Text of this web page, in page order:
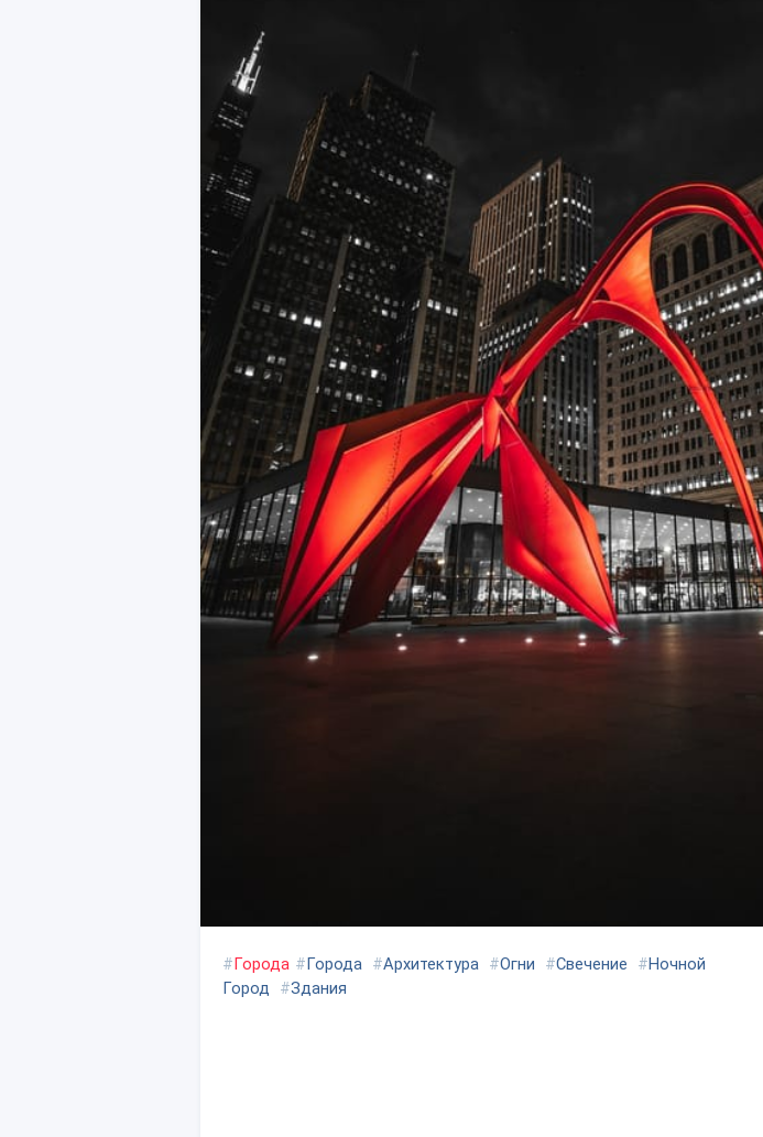
#Города #Города #Архитектура #Огни #Свечение #Ночной
Город
#Здания